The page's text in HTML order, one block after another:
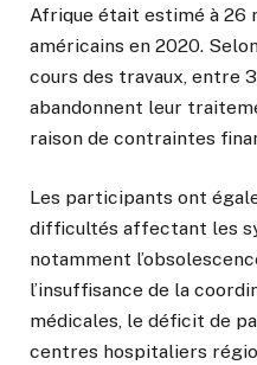
Afrique était estimé à 26
américains en 2020.
cours des travaux, entre
abandonnent leur
raison de contraintes
Les participants ont
difficultés affectant les
notamment
l’insuffisance de la
médicales, le déficit de
centres hospitaliers